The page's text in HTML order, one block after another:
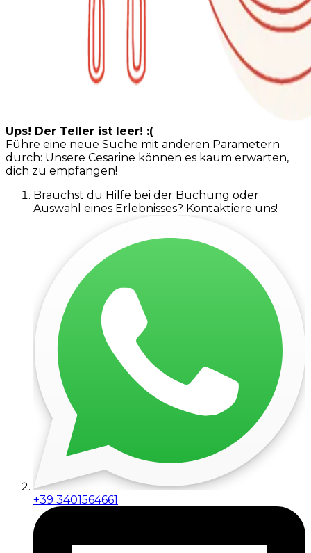
Ups! Der Teller ist leer! :(
Führe eine neue Suche mit anderen Parametern
durch: Unsere Cesarine können es kaum erwarten,
dich zu empfangen!
Brauchst du Hilfe bei der Buchung oder
Auswahl eines Erlebnisses? Kontaktiere uns!
+39 3401564661